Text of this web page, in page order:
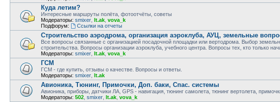
Куда летим?
Интересные маршруты полёта, фотоотчёты, советы
Модераторы: smixer lt.ak vova_k
Подфорум:
Ссылки на отчеты
Строительство аэродрома, организация аэроклуба, АУЦ, земельные
Все вопросы связанные с организацией посадочной площадки или вертодрома. Выбор
строительства. Вопросы организации аэроклуба, учебного центра. Вопросы тех, кто только
Модераторы: smixer lt.ak vova_k
ГСМ
ГСМ - где купить, отзывы о качестве. Вопросы и ответы.
Модераторы: smixer lt.ak
Авионика, Тюнинг, Примочки, Доп. баки, Спас. системы
Авионика, приборы, датчики ЛА, GPS - навигация, тюнинг самолета, тюнинг вертолета,
Модераторы: 502 smixer lt.ak vova_k